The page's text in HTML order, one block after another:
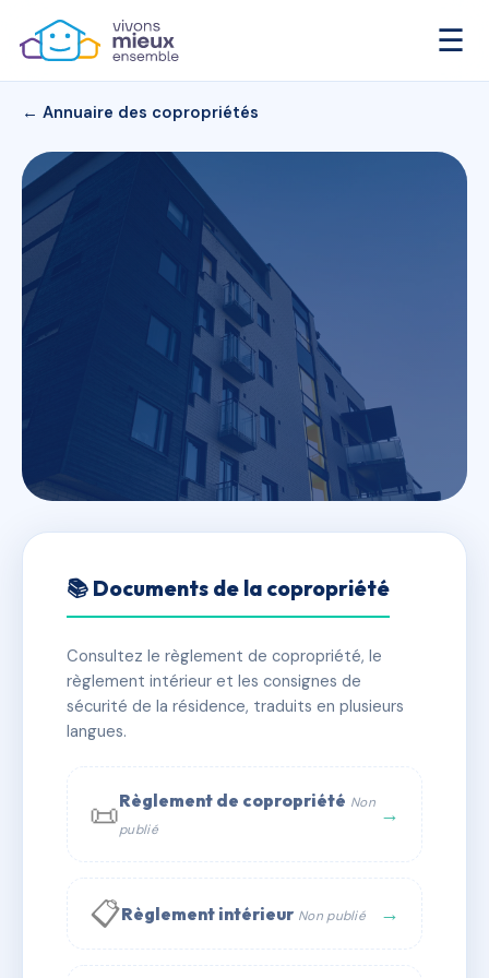
☰
← Annuaire des copropriétés
4 RUE LEON MEISSEREL
✓ Immatriculée 🏠 11 lots 🏗 1 bâtiment(s)
📞 Contacter Syndic Digital
📚 Documents de la copropriété
Consultez le règlement de copropriété, le
règlement intérieur et les consignes de
sécurité de la résidence, traduits en plusieurs
langues.
📜Règlement de copropriété Non
publié
→
📋Règlement intérieur Non publié →